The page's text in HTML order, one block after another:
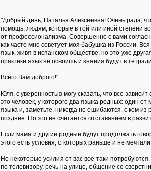
"Добрый день, Наталья Алексеевна! Очень рада,
помощь, людям, которые в той или иной степени
от профессионализма. Совершенно с вами
как часто мне советует моя бабушка из России.
язык, живя в испанском обществе, но это уже
практики язык не освоишь и знания будут в
Всего Вам доброго!"
Юля, с уверенностью могу сказать, что все
это человек, у которого два языка родных: один
языка и, заметьте, никогда не ошибаются, с кем из
позднее. Но это не считается отставанием в
Если мама и другие родные будут продолжать
этого есть условия, о которых раньше и не
Но некоторые усилия от вас все-таки
по телевизору, речь на улице, общение со